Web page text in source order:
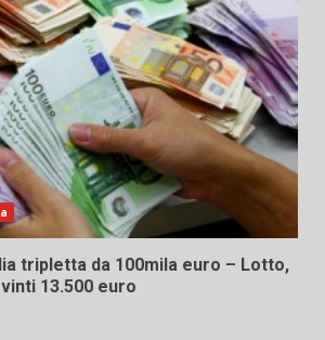
tripletta da 100mila euro – Lotto,
13.500 euro